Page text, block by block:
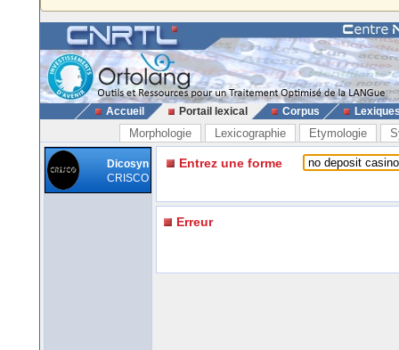
Accueil Portail lexical Corpus
Morphologie Lexicographie Etymologie
Dicosyn
CRISCO
Entrez une forme
Erreur